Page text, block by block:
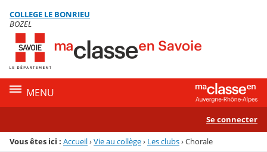
Menu de la rubrique
Contenu
COLLEGE LE BONRIEU
BOZEL
MENU
Se connecter
Vous êtes ici : Accueil›Vie au collège› Les clubs›Chorale